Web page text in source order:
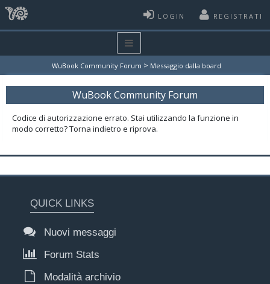
LOGIN REGISTRATI
WuBook Community Forum > Messaggio dalla board
WuBook Community Forum
Codice di autorizzazione errato. Stai utilizzando la funzione in
modo corretto? Torna indietro e riprova.
QUICK LINKS
Nuovi messaggi
Forum Stats
Modalità archivio